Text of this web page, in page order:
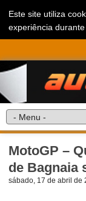
Este site utiliza
experiência
MotoGP –
de Bagnaia
sábado, 17 de abril de